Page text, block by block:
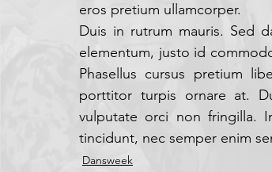
eros pretium ullamcorper.
Duis in rutrum mauris. Sed
elementum, justo id
Phasellus cursus pretium
porttitor turpis ornare at.
vulputate orci non fringilla.
tincidunt, nec semper enim
Dansweek